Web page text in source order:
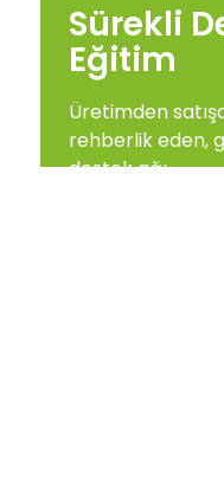
Sürekli
Eğitim
Üretimden
rehberlik eden,
destek ağı.